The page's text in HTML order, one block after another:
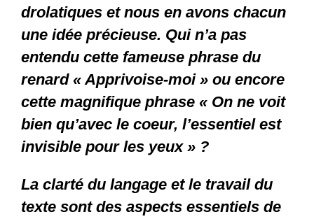
drolatiques et nous en avons chacun
une idée précieuse. Qui n’a pas
entendu cette fameuse phrase du
renard « Apprivoise-moi » ou encore
cette magnifique phrase « On ne voit
bien qu’avec le coeur, l’essentiel est
invisible pour les yeux » ?
La clarté du langage et le travail du
texte sont des aspects essentiels de